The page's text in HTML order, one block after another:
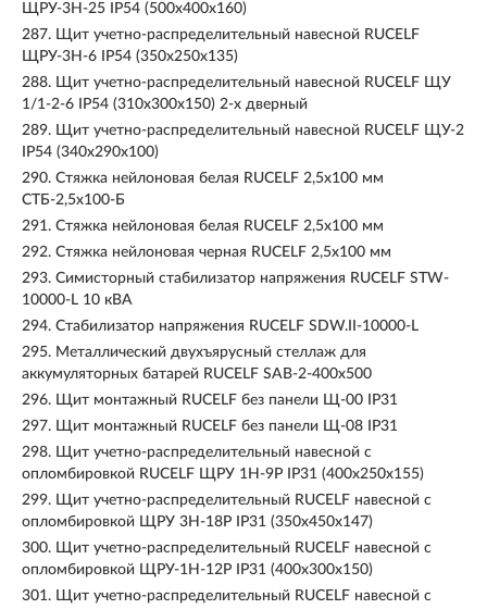
ЩРУ-3Н-25 IP54 (500х400х160)
287. Щит учетно-распределительный навесной RUCELF
ЩРУ-3Н-6 IP54 (350х250х135)
288. Щит учетно-распределительный навесной RUCELF ЩУ
1/1-2-6 IP54 (310x300x150) 2-х дверный
289. Щит учетно-распределительный навесной RUCELF ЩУ-2
IP54 (340х290х100)
290. Стяжка нейлоновая белая RUCELF 2,5х100 мм
СТБ-2,5х100-Б
291. Стяжка нейлоновая белая RUCELF 2,5х100 мм
292. Стяжка нейлоновая черная RUCELF 2,5х100 мм
293. Симисторный стабилизатор напряжения RUCELF STW-
10000-L 10 кВА
294. Стабилизатор напряжения RUCELF SDW.II-10000-L
295. Металлический двухъярусный стеллаж для
аккумуляторных батарей RUCELF SAB-2-400x500
296. Щит монтажный RUCELF без панели Щ-00 IP31
297. Щит монтажный RUCELF без панели Щ-08 IP31
298. Щит учетно-распределительный навесной с
опломбировкой RUCELF ЩРУ 1Н-9Р IP31 (400х250х155)
299. Щит учетно-распределительный RUCELF навесной с
опломбировкой ЩРУ 3Н-18Р IP31 (350х450х147)
300. Щит учетно-распределительный RUCELF навесной с
опломбировкой ЩРУ-1Н-12Р IP31 (400х300х150)
301. Щит учетно-распределительный RUCELF навесной с